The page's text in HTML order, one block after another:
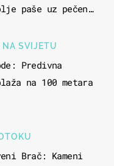
paše uz pečeno
SVIJETU
Predivna
na 100 metara
Brač: Kameni